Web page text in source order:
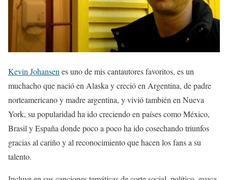
Kevin Johansen es uno de mis cantautores favoritos, es un
muchacho que nació en Alaska y creció en Argentina, de padre
norteamericano y madre argentina, y vivió también en Nueva
York, su popularidad ha ido creciendo en países como México,
Brasil y España donde poco a poco ha ido cosechando triunfos
gracias al cariño y al reconocimiento que hacen los fans a su
talento.